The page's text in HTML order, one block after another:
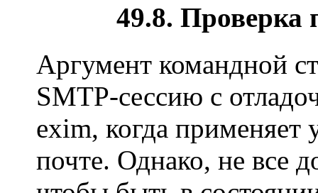
49.8. Проверка
Аргумент командной
SMTP-сессию с
exim, когда применяет
почте. Однако, не все